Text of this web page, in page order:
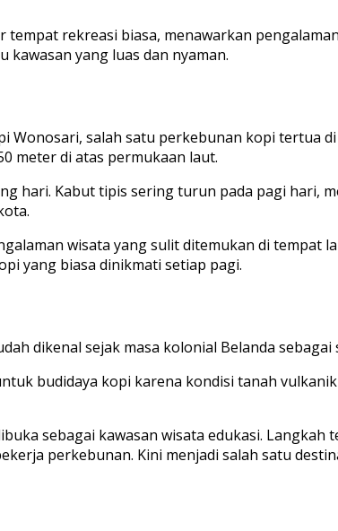
rekreasi biasa, menawarkan
yang luas dan nyaman.
salah satu perkebunan kopi tertua
meter di atas permukaan laut.
hari. Kabut tipis sering turun pada pagi hari,
wisata yang sulit ditemukan di tempat
yang biasa dinikmati setiap pagi.
dikenal sejak masa kolonial Belanda
budidaya kopi karena kondisi tanah
sebagai kawasan wisata edukasi. Langkah
perkebunan. Kini menjadi salah satu